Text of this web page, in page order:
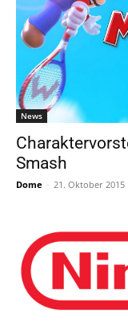
News
Smash
Dome - 21. Oktober 2015